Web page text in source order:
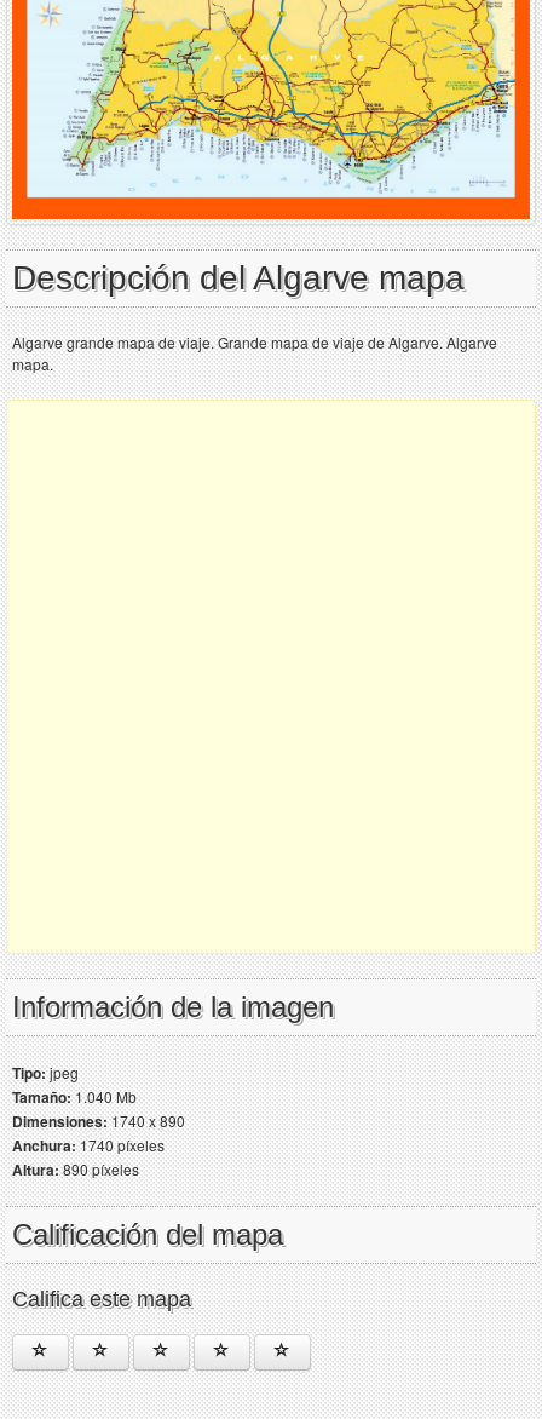
Descripción del Algarve mapa
Algarve grande mapa de viaje. Grande mapa de viaje de Algarve. Algarve
mapa.
Información de la imagen
Tipo:jpeg
Tamaño:1.040 Mb
Dimensiones:1740 x 890
Anchura:1740 píxeles
Altura:890 píxeles
Calificación del mapa
Califica este mapa